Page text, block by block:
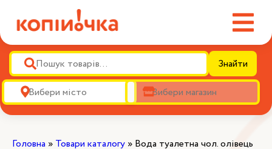
Знайти
Головна » Товари каталогу » Вода туалетна чол. олівець